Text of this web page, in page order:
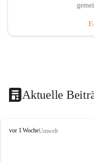
Aktuelle
V
vor 1 WocheUmwelt